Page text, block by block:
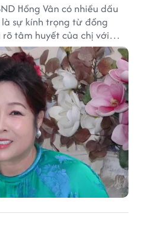
Hồng Vân có nhiều dấu
sự kính trọng từ đồng
tâm huyết của chị với